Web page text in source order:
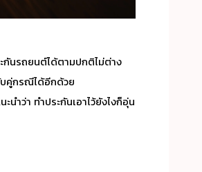
กันรถยนต์ได้ตามปกติไม่ต่าง
คู่กรณีได้อีกด้วย
ำว่า ทำประกันเอาไว้ยังไงก็อุ่น